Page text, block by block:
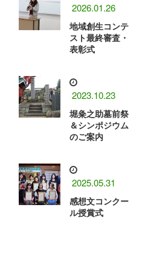
2026.01.26
地域創生コンテ
スト最終審査・
表彰式
2023.10.23
堀粂之助墓前祭
＆シンポジウム
のご案内
2025.05.31
感想文コンクー
ル授賞式